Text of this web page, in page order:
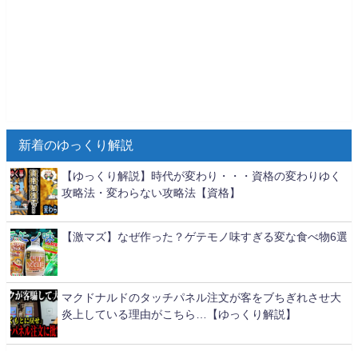
新着のゆっくり解説
【ゆっくり解説】時代が変わり・・・資格の変わりゆく
攻略法・変わらない攻略法【資格】
【激マズ】なぜ作った？ゲテモノ味すぎる変な食べ物6選
マクドナルドのタッチパネル注文が客をブちぎれさせ大
炎上している理由がこちら…【ゆっくり解説】